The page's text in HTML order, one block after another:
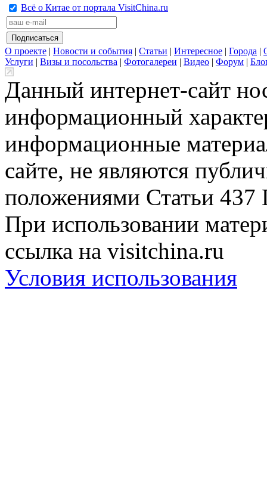
Всё о Китае от портала VisitChina.ru
О проекте | Новости и события | Статьи | Интересное | Города |
Услуги | Визы и посольства | Фотогалереи | Видео | Форум |
Данный интернет-сайт
информационный
информационные
сайте, не являются
положениями Статьи 437
При использовании
ссылка на visitchina.ru
Условия использования